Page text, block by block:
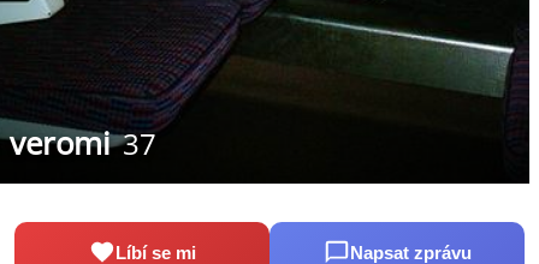
veromi 37
Líbí se mi Napsat zprávu